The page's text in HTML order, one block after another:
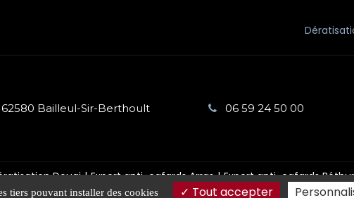
Bailleul-Sir-Berthoult 06 59 24 50 00
Douai Expert anti-cafards Arras Expert anti-cafards
tiers pouvant installer des cookies Tout accepter